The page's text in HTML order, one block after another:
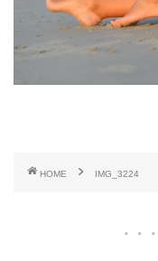
HOME IMG_3224